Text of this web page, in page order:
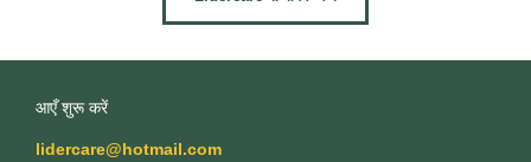
आएँ शुरू करें
lidercare@hotmail.com